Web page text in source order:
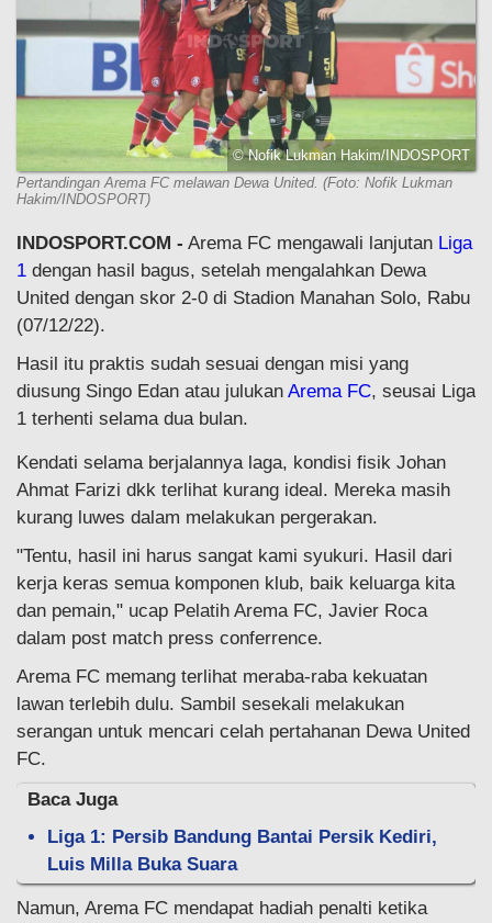
© Nofik Lukman Hakim/INDOSPORT
Pertandingan Arema FC melawan Dewa United. (Foto: Nofik Lukman
Hakim/INDOSPORT)
INDOSPORT.COM - Arema FC mengawali lanjutan Liga
1 dengan hasil bagus, setelah mengalahkan Dewa
United dengan skor 2-0 di Stadion Manahan Solo, Rabu
(07/12/22).
Hasil itu praktis sudah sesuai dengan misi yang
diusung Singo Edan atau julukan Arema FC, seusai Liga
1 terhenti selama dua bulan.
Kendati selama berjalannya laga, kondisi fisik Johan
Ahmat Farizi dkk terlihat kurang ideal. Mereka masih
kurang luwes dalam melakukan pergerakan.
"Tentu, hasil ini harus sangat kami syukuri. Hasil dari
kerja keras semua komponen klub, baik keluarga kita
dan pemain," ucap Pelatih Arema FC, Javier Roca
dalam post match press conferrence.
Arema FC memang terlihat meraba-raba kekuatan
lawan terlebih dulu. Sambil sesekali melakukan
serangan untuk mencari celah pertahanan Dewa United
FC.
Baca Juga
Liga 1: Persib Bandung Bantai Persik Kediri,
Luis Milla Buka Suara
Namun, Arema FC mendapat hadiah penalti ketika